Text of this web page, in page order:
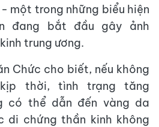
một trong những biểu hiện
đang bắt đầu gây ảnh
trung ương.
Chức cho biết, nếu không
thời, tình trạng tăng
có thể dẫn đến vàng da
di chứng thần kinh không